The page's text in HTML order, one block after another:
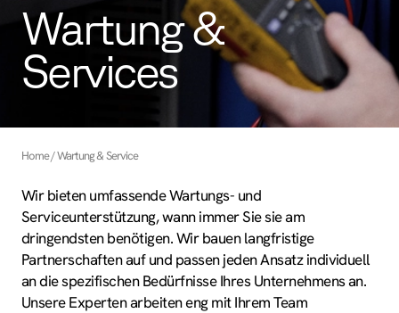
Wartung &
Services
Home Wartung & Service
Wir bieten umfassende Wartungs- und
Serviceunterstützung, wann immer Sie sie am
dringendsten benötigen. Wir bauen langfristige
Partnerschaften auf und passen jeden Ansatz individuell
an die spezifischen Bedürfnisse Ihres Unternehmens an.
Unsere Experten arbeiten eng mit Ihrem Team